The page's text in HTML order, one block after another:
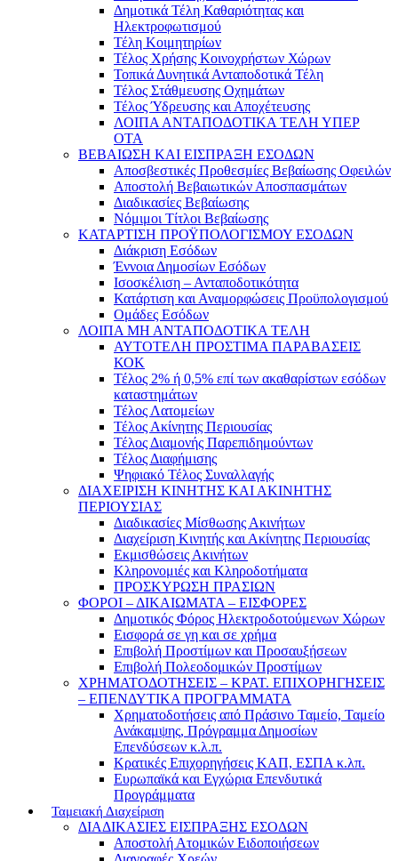
Δημοτικά Τέλη Καθαριότητας και
Ηλεκτροφωτισμού
Τέλη Κοιμητηρίων
Τέλος Χρήσης Κοινοχρήστων Χώρων
Τοπικά Δυνητικά Ανταποδοτικά Τέλη
Τέλος Στάθμευσης Οχημάτων
Τέλος Ύδρευσης και Αποχέτευσης
ΛΟΙΠΑ ΑΝΤΑΠΟΔΟΤΙΚΑ ΤΕΛΗ ΥΠΕΡ
ΟΤΑ
ΒΕΒΑΙΩΣΗ ΚΑΙ ΕΙΣΠΡΑΞΗ ΕΣΟΔΩΝ
Αποσβεστικές Προθεσμίες Βεβαίωσης Οφειλών
Αποστολή Βεβαιωτικών Αποσπασμάτων
Διαδικασίες Βεβαίωσης
Νόμιμοι Τίτλοι Βεβαίωσης
ΚΑΤΑΡΤΙΣΗ ΠΡΟΫΠΟΛΟΓΙΣΜΟΥ ΕΣΟΔΩΝ
Διάκριση Εσόδων
Έννοια Δημοσίων Εσόδων
Ισοσκέλιση – Ανταποδοτικότητα
Κατάρτιση και Αναμορφώσεις Προϋπολογισμού
Ομάδες Εσόδων
ΛΟΙΠΑ ΜΗ ΑΝΤΑΠΟΔΟΤΙΚΑ ΤΕΛΗ
ΑΥΤΟΤΕΛΗ ΠΡΟΣΤΙΜΑ ΠΑΡΑΒΑΣΕΙΣ
ΚΟΚ
Τέλος 2% ή 0,5% επί των ακαθαρίστων εσόδων
καταστημάτων
Τέλος Λατομείων
Τέλος Ακίνητης Περιουσίας
Τέλος Διαμονής Παρεπιδημούντων
Τέλος Διαφήμισης
Ψηφιακό Τέλος Συναλλαγής
ΔΙΑΧΕΙΡΙΣΗ ΚΙΝΗΤΗΣ ΚΑΙ ΑΚΙΝΗΤΗΣ
ΠΕΡΙΟΥΣΙΑΣ
Διαδικασίες Μίσθωσης Ακινήτων
Διαχείριση Κινητής και Ακίνητης Περιουσίας
Εκμισθώσεις Ακινήτων
Κληρονομιές και Κληροδοτήματα
ΠΡΟΣΚΥΡΩΣΗ ΠΡΑΣΙΩΝ
ΦΟΡΟΙ – ΔΙΚΑΙΩΜΑΤΑ – ΕΙΣΦΟΡΕΣ
Δημοτικός Φόρος Ηλεκτροδοτούμενων Χώρων
Εισφορά σε γη και σε χρήμα
Επιβολή Προστίμων και Προσαυξήσεων
Επιβολή Πολεοδομικών Προστίμων
ΧΡΗΜΑΤΟΔΟΤΗΣΕΙΣ – ΚΡΑΤ. ΕΠΙΧΟΡΗΓΗΣΕΙΣ
– ΕΠΕΝΔΥΤΙΚΑ ΠΡΟΓΡΑΜΜΑΤΑ
Χρηματοδοτήσεις από Πράσινο Ταμείο, Ταμείο
Ανάκαμψης, Πρόγραμμα Δημοσίων
Επενδύσεων κ.λ.π.
Κρατικές Επιχορηγήσεις ΚΑΠ, ΕΣΠΑ κ.λπ.
Ευρωπαϊκά και Εγχώρια Επενδυτικά
Προγράμματα
Ταμειακή Διαχείριση
ΔΙΑΔΙΚΑΣΙΕΣ ΕΙΣΠΡΑΞΗΣ ΕΣΟΔΩΝ
Αποστολή Ατομικών Ειδοποιήσεων